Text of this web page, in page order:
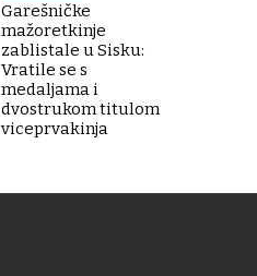
Garešničke
mažoretkinje
zablistale u Sisku:
Vratile se s
medaljama i
dvostrukom titulom
viceprvakinja